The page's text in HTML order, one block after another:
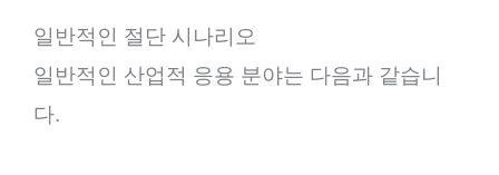
일반적인 절단 시나리오
일반적인 산업적 응용 분야는 다음과 같습니
다.